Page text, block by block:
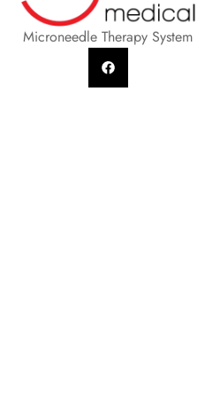
Microneedle Therapy System